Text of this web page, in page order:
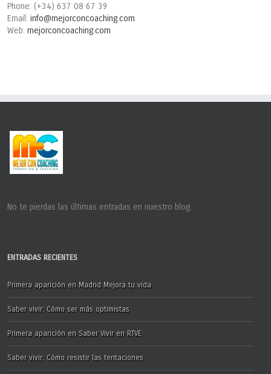
Phone: (+34) 637 08 67 39
Email: info@mejorconcoaching.com
Web: mejorconcoaching.com
No te pierdas las últimas entradas en nuestro blog.
ENTRADAS RECIENTES
Primera aparición en Madrid Mejora tu vida
Saber vivir: Cómo ser más optimistas
Primera aparición en Saber Vivir en RTVE
Saber vivir: Cómo resistir las tentaciones